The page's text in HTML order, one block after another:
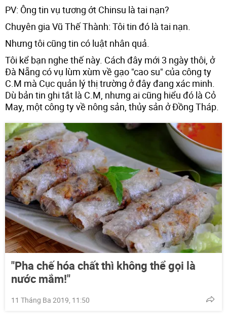
PV: Ông tin vụ tương ớt Chinsu là tai nạn?
Chuyên gia Vũ Thế Thành: Tôi tin đó là tai nạn.
Nhưng tôi cũng tin có luật nhân quả.
Tôi kể bạn nghe thế này. Cách đây mới 3 ngày thôi, ở
Đà Nẵng có vụ lùm xùm về gạo "cao su" của công ty
C.M mà Cục quản lý thị trường ở đây đang xác minh.
Dù bản tin ghi tắt là C.M, nhưng ai cũng hiểu đó là Cỏ
May, một công ty về nông sản, thủy sản ở Đồng Tháp.
"Pha chế hóa chất thì không thể gọi là
nước mắm!"
11 Tháng Ba 2019, 11:50